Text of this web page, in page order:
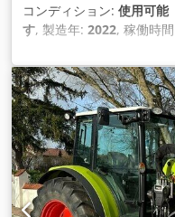
コンディション: 使用可能
す, 製造年: 2022, 稼働時